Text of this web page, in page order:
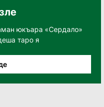
юкъара «Сердало»
таро я